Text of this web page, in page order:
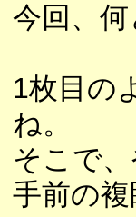
今回、
1枚目の
ね。
そこで
手前の